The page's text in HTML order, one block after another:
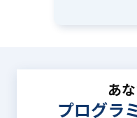
あ
プログラ